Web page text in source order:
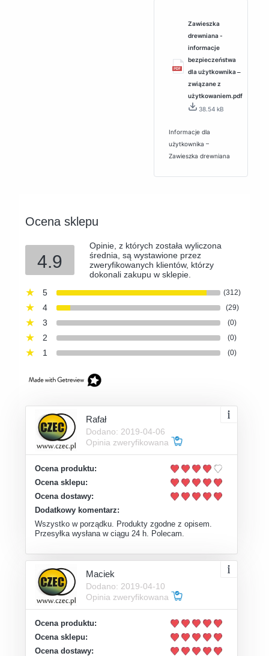
Zawieszka
drewniana -
informacje
bezpieczeństwa
dla użytkownika ‒
związane z
użytkowaniem.pdf
38.54 kB
Informacje dla
użytkownika –
Zawieszka drewniana
Ocena sklepu
4.9
Opinie, z których została wyliczona
średnia, są wystawione przez
zweryfikowanych klientów, którzy
dokonali zakupu w sklepie.
5
(312)
4 (29)
3 (0)
2 (0)
1 (0)
Rafał
Dodano: 2019-04-06
Opinia zweryfikowana
Ocena produktu:
Ocena sklepu:
Ocena dostawy:
Dodatkowy komentarz:
Wszystko w porządku. Produkty zgodne z opisem.
Przesyłka wysłana w ciągu 24 h. Polecam.
Maciek
Dodano: 2019-04-10
Opinia zweryfikowana
Ocena produktu:
Ocena sklepu:
Ocena dostawy: